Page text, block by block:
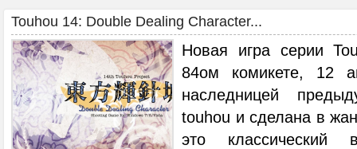
Touhou 14: Double Dealing Character...
Новая игра серии
84ом комикете, 12
наследницей
touhou и сделана в
это классический